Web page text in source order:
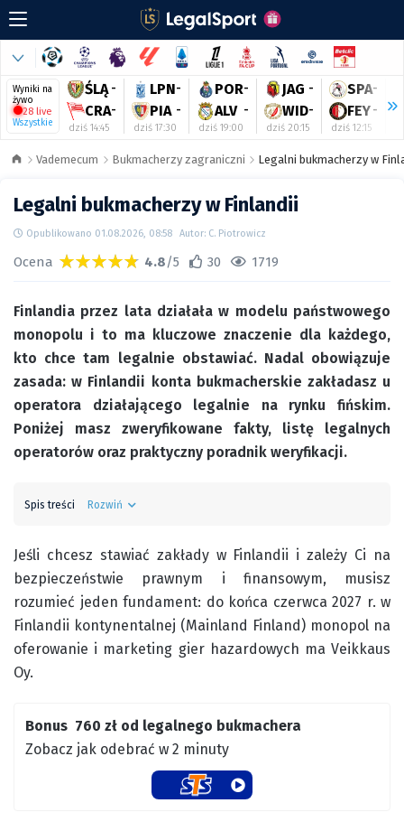
Wyniki na
żywo
28 live
Wszystkie
ŚLĄ -
CRA-
dziś 14:45
LPN-
PIA -
dziś 17:30
POR-
ALV -
dziś 19:00
JAG -
WID-
dziś 20:15
SPA-
FEY-
dziś 12:15
Vademecum Bukmacherzy zagraniczni Legalni bukmacherzy w
Legalni bukmacherzy w Finlandii
Opublikowano 01.08.2026, 08:58 Autor: C. Piotrowicz
Ocena 4.8/5 30 1719
Finlandia przez lata działała w modelu państwowego
monopolu i to ma kluczowe znaczenie dla każdego,
kto chce tam legalnie obstawiać. Nadal obowiązuje
zasada: w Finlandii konta bukmacherskie zakładasz u
operatora działającego legalnie na rynku fińskim.
Poniżej masz zweryfikowane fakty, listę legalnych
operatorów oraz praktyczny poradnik weryfikacji.
Spis treści Rozwiń
Jeśli chcesz stawiać zakłady w Finlandii i zależy Ci na
bezpieczeństwie prawnym i finansowym, musisz
rozumieć jeden fundament: do końca czerwca 2027 r. w
Finlandii kontynentalnej (Mainland Finland) monopol na
oferowanie i marketing gier hazardowych ma Veikkaus
Oy.
Bonus 760 zł od legalnego bukmachera
Zobacz jak odebrać w 2 minuty